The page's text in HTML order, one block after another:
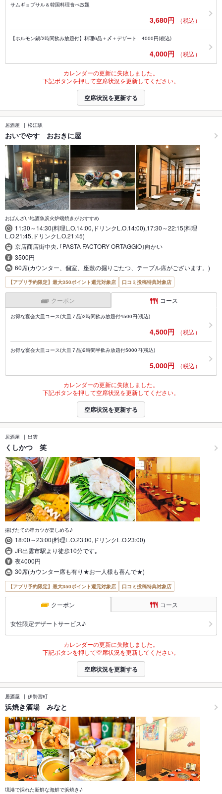
サムギョプサル＆韓国料理食べ放題
3,680円 （税込）
【ホルモン鍋/2時間飲み放題付】料理6品＋〆＋デザート 4000円(税込)
4,000円 （税込）
カレンダーの更新に失敗しました。
下記ボタンを押して空席状況を更新してください。
空席状況を更新する
居酒屋 松江駅
おいでやす おおきに屋
おばんざい地酒魚炭火炉端焼きがおすすめ
11:30～14:30(料理L.O.14:00,ドリンクL.O.14:00),17:30～22:15(料理
L.O.21:45,ドリンクL.O.21:45)
京店商店街中央､｢PASTA FACTORY ORTAGGIO｣向かい
3500円
60席(カウンター、個室、座敷の掘りごたつ、テーブル席がございます。)
【アプリ予約限定】最大350ポイント還元対象店 口コミ投稿特典対象店
クーポン コース
お得な宴会大皿コース(大皿７品)2時間飲み放題付4500円(税込)
4,500円 （税込）
お得な宴会大皿コース(大皿７品)2時間半飲み放題付5000円(税込)
5,000円 （税込）
カレンダーの更新に失敗しました。
下記ボタンを押して空席状況を更新してください。
空席状況を更新する
居酒屋 出雲
くしかつ 笑
揚げたての串カツが楽しめる♪
18:00～23:00(料理L.O.23:00,ドリンクL.O.23:00)
JR出雲市駅より徒歩10分です｡
夜4000円
30席(カウンター席も有り★お一人様も喜んで★)
【アプリ予約限定】最大350ポイント還元対象店 口コミ投稿特典対象店
クーポン コース
女性限定デザートサービス♪
カレンダーの更新に失敗しました。
下記ボタンを押して空席状況を更新してください。
空席状況を更新する
居酒屋 伊勢宮町
浜焼き酒場 みなと
境港で採れた新鮮な海鮮で浜焼き♪